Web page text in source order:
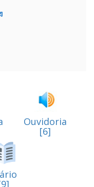
Ouvidoria
[6]